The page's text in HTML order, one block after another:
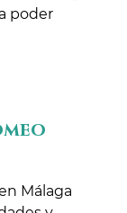
poder
Málaga